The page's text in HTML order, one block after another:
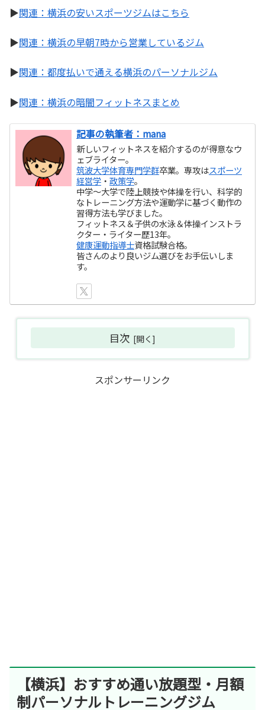
▶関連：横浜の安いスポーツジムはこちら
▶関連：横浜の早朝7時から営業しているジム
▶関連：都度払いで通える横浜のパーソナルジム
▶関連：横浜の暗闇フィットネスまとめ
記事の執筆者：mana
新しいフィットネスを紹介するのが得意なウ
ェブライター。
筑波大学体育専門学群卒業。専攻はスポーツ
経営学 ・政策学。
中学～大学で陸上競技や体操を行い、科学的
なトレーニング方法や運動学に基づく動作の
習得方法も学びました。
フィットネス＆子供の水泳＆体操インストラ
クター・ライター歴13年。
健康運動指導士資格試験合格。
皆さんのより良いジム選びをお手伝いしま
す。
目次
スポンサーリンク
【横浜】おすすめ通い放題型・月額
制パーソナルトレーニングジム